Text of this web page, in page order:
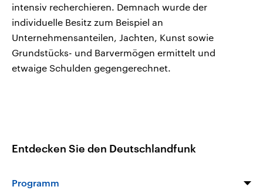
intensiv recherchieren. Demnach wurde der
individuelle Besitz zum Beispiel an
Unternehmensanteilen, Jachten, Kunst sowie
Grundstücks- und Barvermögen ermittelt und
etwaige Schulden gegengerechnet.
Entdecken Sie den Deutschlandfunk
Programm